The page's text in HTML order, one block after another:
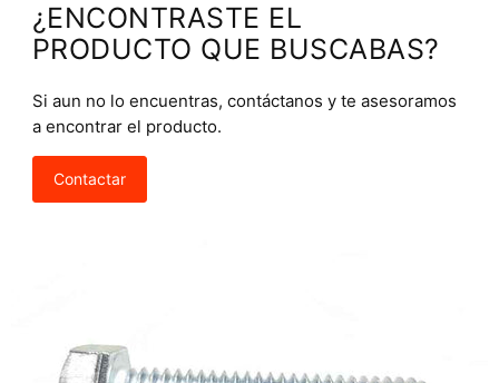
¿ENCONTRASTE EL
PRODUCTO QUE BUSCABAS?
Si aun no lo encuentras, contáctanos y te asesoramos
a encontrar el producto.
Contactar